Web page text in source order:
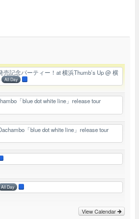
売記念パーティー！at 横浜Thumb’s Up@ 横
All Day
「blue dot white line」release tour
「blue dot white line」release tour
All Day
View Calendar